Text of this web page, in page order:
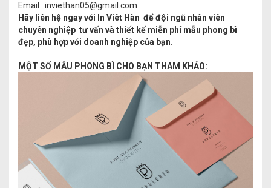
Email : inviethan05@gmail.com
Hãy liên hệ ngay với In Viêt Hàn để đội ngũ nhân viên
chuyên nghiệp tư vấn và thiết kế miễn phí mẫu phong bì
đẹp, phù hợp với doanh nghiệp của bạn.
MỘT SỐ MẪU PHONG BÌ CHO BẠN THAM KHẢO: